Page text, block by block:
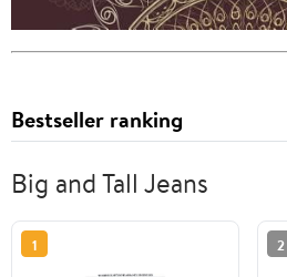
Bestseller ranking
Big and Tall Jeans
1 2